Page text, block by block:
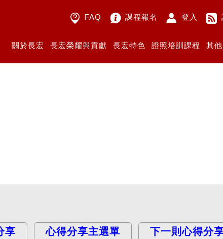
其
證照培訓課程
長宏特色
長宏榮耀與貢獻
關於長宏
登入
課程報名
FAQ
享 心得分享主選單 下一則心得分